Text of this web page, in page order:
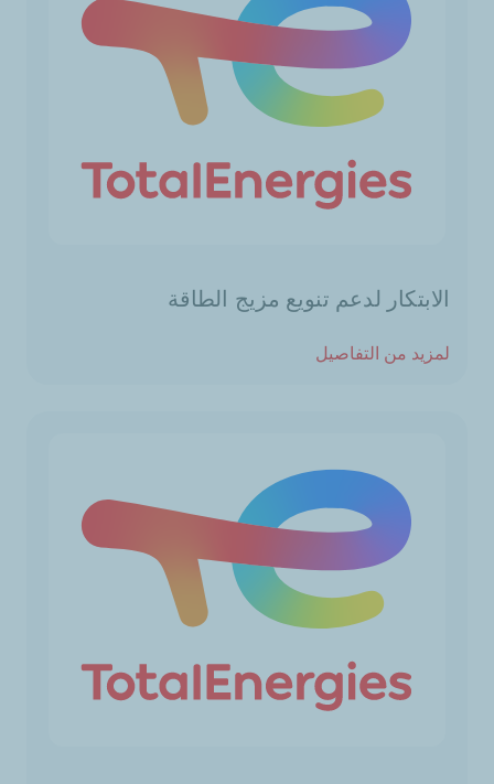
الابتكار لدعم تنويع مزيج الطاقة
لمزيد من التفاصيل